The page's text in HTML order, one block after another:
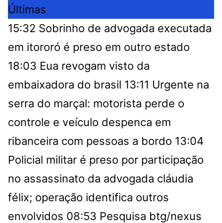
Últimas
15:32 Sobrinho de advogada executada
em itororó é preso em outro estado
18:03 Eua revogam visto da
embaixadora do brasil 13:11 Urgente na
serra do marçal: motorista perde o
controle e veículo despenca em
ribanceira com pessoas a bordo 13:04
Policial militar é preso por participação
no assassinato da advogada cláudia
félix; operação identifica outros
envolvidos 08:53 Pesquisa btg/nexus